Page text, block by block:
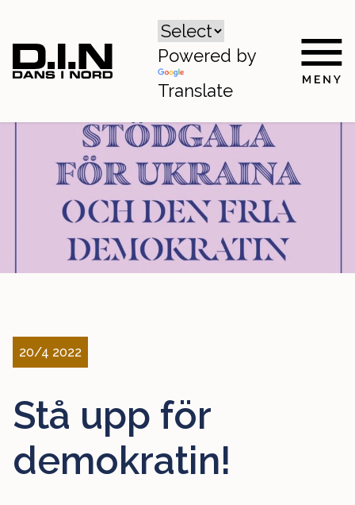
Powered by
Translate
20/4 2022
Stå upp för
demokratin!